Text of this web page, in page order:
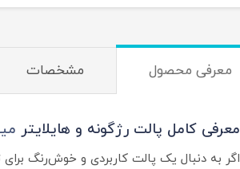
معرفی محصول مشخصات
معرفی کامل پالت رژگونه و هایلایتر
اگر به‌ دنبال یک پالت کاربردی و خوش‌رنگ